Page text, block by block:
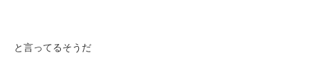
と言ってるそうだ